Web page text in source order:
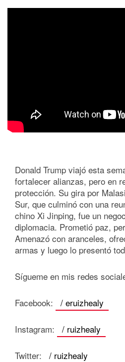
Donald Trump viajó esta
fortalecer alianzas, pero en
protección. Su gira por
Sur, que culminó con una
chino Xi Jinping, fue un
diplomacia. Prometió paz,
Amenazó con aranceles,
armas y luego lo presentó
Sígueme en mis redes
Facebook: / eruizhealy
Instagram: / ruizhealy
Twitter: / ruizhealy